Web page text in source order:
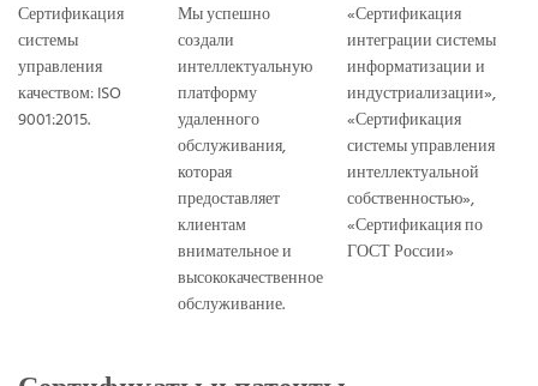
Сертификация
системы
управления
качеством: ISO
9001:2015.
Мы успешно
создали
интеллектуальную
платформу
удаленного
обслуживания,
которая
предоставляет
клиентам
внимательное и
высококачественное
обслуживание.
«Сертификация
интеграции системы
информатизации и
индустриализации»,
«Сертификация
системы управления
интеллектуальной
собственностью»,
«Сертификация по
ГОСТ России»